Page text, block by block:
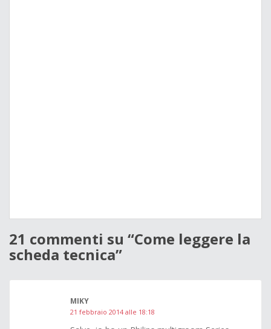
21 commenti su “Come leggere la
scheda tecnica”
MIKY
21 febbraio 2014 alle 18:18